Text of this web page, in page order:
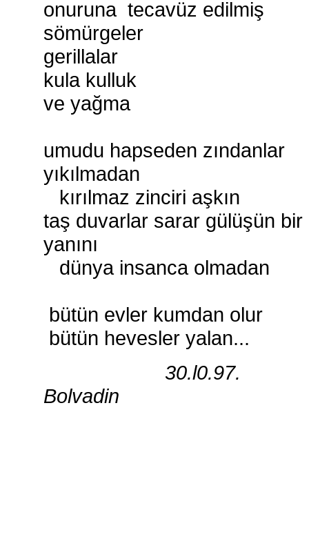
onuruna tecavüz edilmiş
sömürgeler
gerillalar
kula kulluk
ve yağma
umudu hapseden zındanlar
yıkılmadan
kırılmaz zinciri aşkın
taş duvarlar sarar gülüşün bir
yanını
dünya insanca olmadan
bütün evler kumdan olur
bütün hevesler yalan...
30.l0.97.
Bolvadin